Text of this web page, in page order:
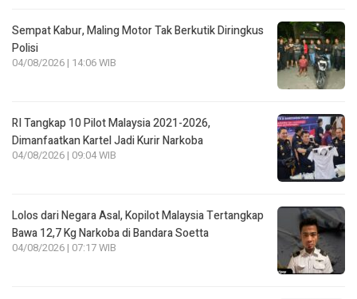
Sempat Kabur, Maling Motor Tak Berkutik Diringkus
Polisi
04/08/2026 | 14:06 WIB
RI Tangkap 10 Pilot Malaysia 2021-2026,
Dimanfaatkan Kartel Jadi Kurir Narkoba
04/08/2026 | 09:04 WIB
Lolos dari Negara Asal, Kopilot Malaysia Tertangkap
Bawa 12,7 Kg Narkoba di Bandara Soetta
04/08/2026 | 07:17 WIB